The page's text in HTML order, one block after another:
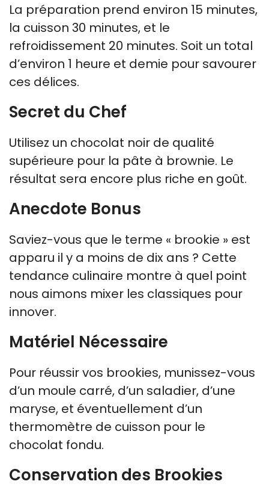
La préparation prend environ 15 minutes,
la cuisson 30 minutes, et le
refroidissement 20 minutes. Soit un total
d’environ 1 heure et demie pour savourer
ces délices.
Secret du Chef
Utilisez un chocolat noir de qualité
supérieure pour la pâte à brownie. Le
résultat sera encore plus riche en goût.
Anecdote Bonus
Saviez-vous que le terme « brookie » est
apparu il y a moins de dix ans ? Cette
tendance culinaire montre à quel point
nous aimons mixer les classiques pour
innover.
Matériel Nécessaire
Pour réussir vos brookies, munissez-vous
d’un moule carré, d’un saladier, d’une
maryse, et éventuellement d’un
thermomètre de cuisson pour le
chocolat fondu.
Conservation des Brookies